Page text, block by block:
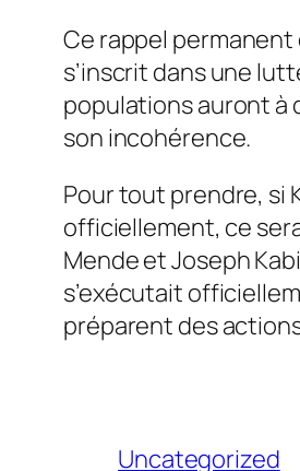
Ce rappel permanent
s’inscrit dans une
populations auront à
son incohérence.
Pour tout prendre, si
officiellement, ce
Mende et Joseph
s’exécutait
préparent des
Uncategorized